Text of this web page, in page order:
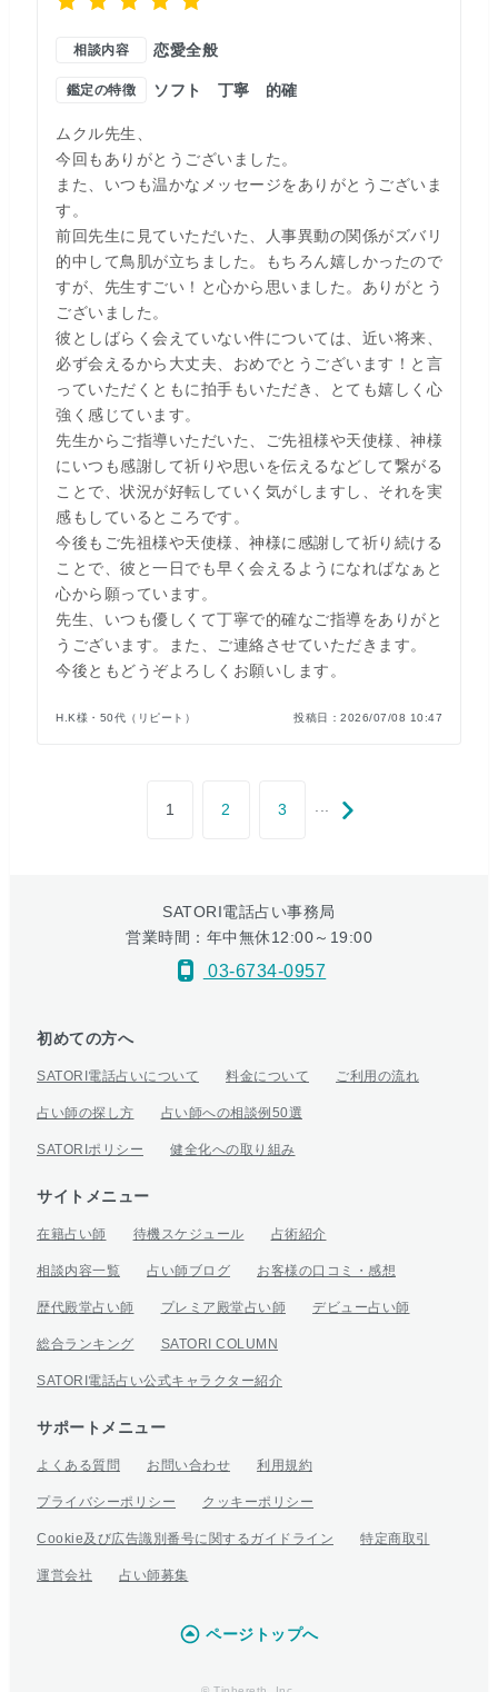
相談内容 恋愛全般
鑑定の特徴 ソフト 丁寧 的確
ムクル先生、
今回もありがとうございました。
また、いつも温かなメッセージをありがとうございま
す。
前回先生に見ていただいた、人事異動の関係がズバリ
的中して鳥肌が立ちました。もちろん嬉しかったので
すが、先生すごい！と心から思いました。ありがとう
ございました。
彼としばらく会えていない件については、近い将来、
必ず会えるから大丈夫、おめでとうございます！と言
っていただくともに拍手もいただき、とても嬉しく心
強く感じています。
先生からご指導いただいた、ご先祖様や天使様、神様
にいつも感謝して祈りや思いを伝えるなどして繋がる
ことで、状況が好転していく気がしますし、それを実
感もしているところです。
今後もご先祖様や天使様、神様に感謝して祈り続ける
ことで、彼と一日でも早く会えるようになればなぁと
心から願っています。
先生、いつも優しくて丁寧で的確なご指導をありがと
うございます。また、ご連絡させていただきます。
今後ともどうぞよろしくお願いします。
H.K様・50代（リピート） 投稿日： 2026/07/08 10:47
1 2 3 ...
SATORI電話占い事務局
営業時間：年中無休12:00～19:00
03-6734-0957
初めての方へ
SATORI電話占いについて 料金について ご利用の流れ
占い師の探し方 占い師への相談例50選
SATORIポリシー 健全化への取り組み
サイトメニュー
在籍占い師 待機スケジュール 占術紹介
相談内容一覧 占い師ブログ お客様の口コミ・感想
歴代殿堂占い師 プレミア殿堂占い師 デビュー占い師
総合ランキング SATORI COLUMN
SATORI電話占い公式キャラクター紹介
サポートメニュー
よくある質問 お問い合わせ 利用規約
プライバシーポリシー クッキーポリシー
Cookie及び広告識別番号に関するガイドライン 特定商取引
運営会社 占い師募集
ページトップへ